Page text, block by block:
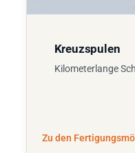
Kreuzspulen
Kilometerlange
Zu den